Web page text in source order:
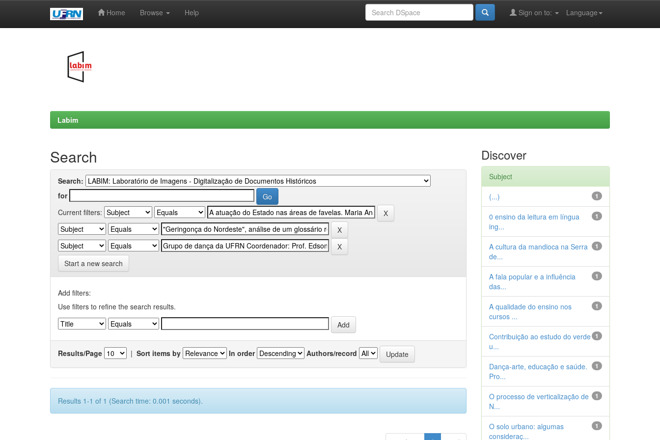
Home Browse Help Language
Sign on to:
Labim
Search
Search:
for
Current filters:
Start a new search
Add filters:
Use filters to refine the search results.
Results/Page | Sort items by In order Authors/record
Results 1-1 of 1 (Search time: 0.001 seconds).
Discover
Subject
1
(...)
1
0 ensino da leitura em língua
ing...
1
A cultura da mandioca na Serra
de...
1
A fala popular e a influência
das...
1
A qualidade do ensino nos
cursos ...
1
Contribuição ao estudo do verde
u...
1
Dança-arte, educação e saúde.
Pro...
1
O processo de verticalização de
N...
1
O solo urbano: algumas
consideraç...